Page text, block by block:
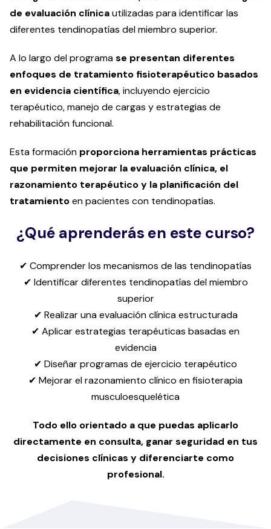
de evaluación clínicautilizadas para identificar las
diferentes tendinopatías del miembro superior.
A lo largo del programase presentan diferentes
enfoques de tratamiento fisioterapéutico basados
en evidencia científica, incluyendo ejercicio
terapéutico, manejo de cargas y estrategias de
rehabilitación funcional.
Esta formación proporciona herramientas prácticas
que permiten mejorar la evaluación clínica, el
razonamiento terapéutico y la planificación del
tratamientoen pacientes con tendinopatías.
¿Qué aprenderás en este curso?
✔ Comprender los mecanismos de las tendinopatías
✔ Identificar diferentes tendinopatías del miembro
superior
✔ Realizar una evaluación clínica estructurada
✔ Aplicar estrategias terapéuticas basadas en
evidencia
✔ Diseñar programas de ejercicio terapéutico
✔ Mejorar el razonamiento clínico en fisioterapia
musculoesquelética
Todo ello orientado a que puedas aplicarlo
directamente en consulta, ganar seguridad en tus
decisiones clínicas y diferenciarte como
profesional.